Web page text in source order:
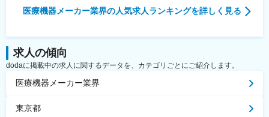
医療機器メーカー業界の人気求人ランキングを詳しく見る
求人の傾向
dodaに掲載中の求人に関するデータを、カテゴリごとにご紹介します。
医療機器メーカー業界
東京都